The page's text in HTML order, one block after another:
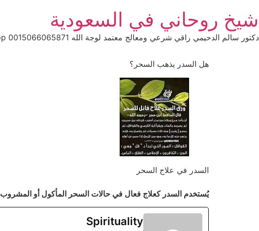
to
content
شيخ روحاني في السعودية
دكتور سالم الدحيمي راقي شرعي ومعالج معتمد لوجة الله 0015066065871 WhatsApp | واتس آب .
هل السدر يذهب السحر؟
السدر في علاج السحر
يُستخدم السدر كعلاج فعال في حالات السحر المأكول أو المشروب
Spirituality